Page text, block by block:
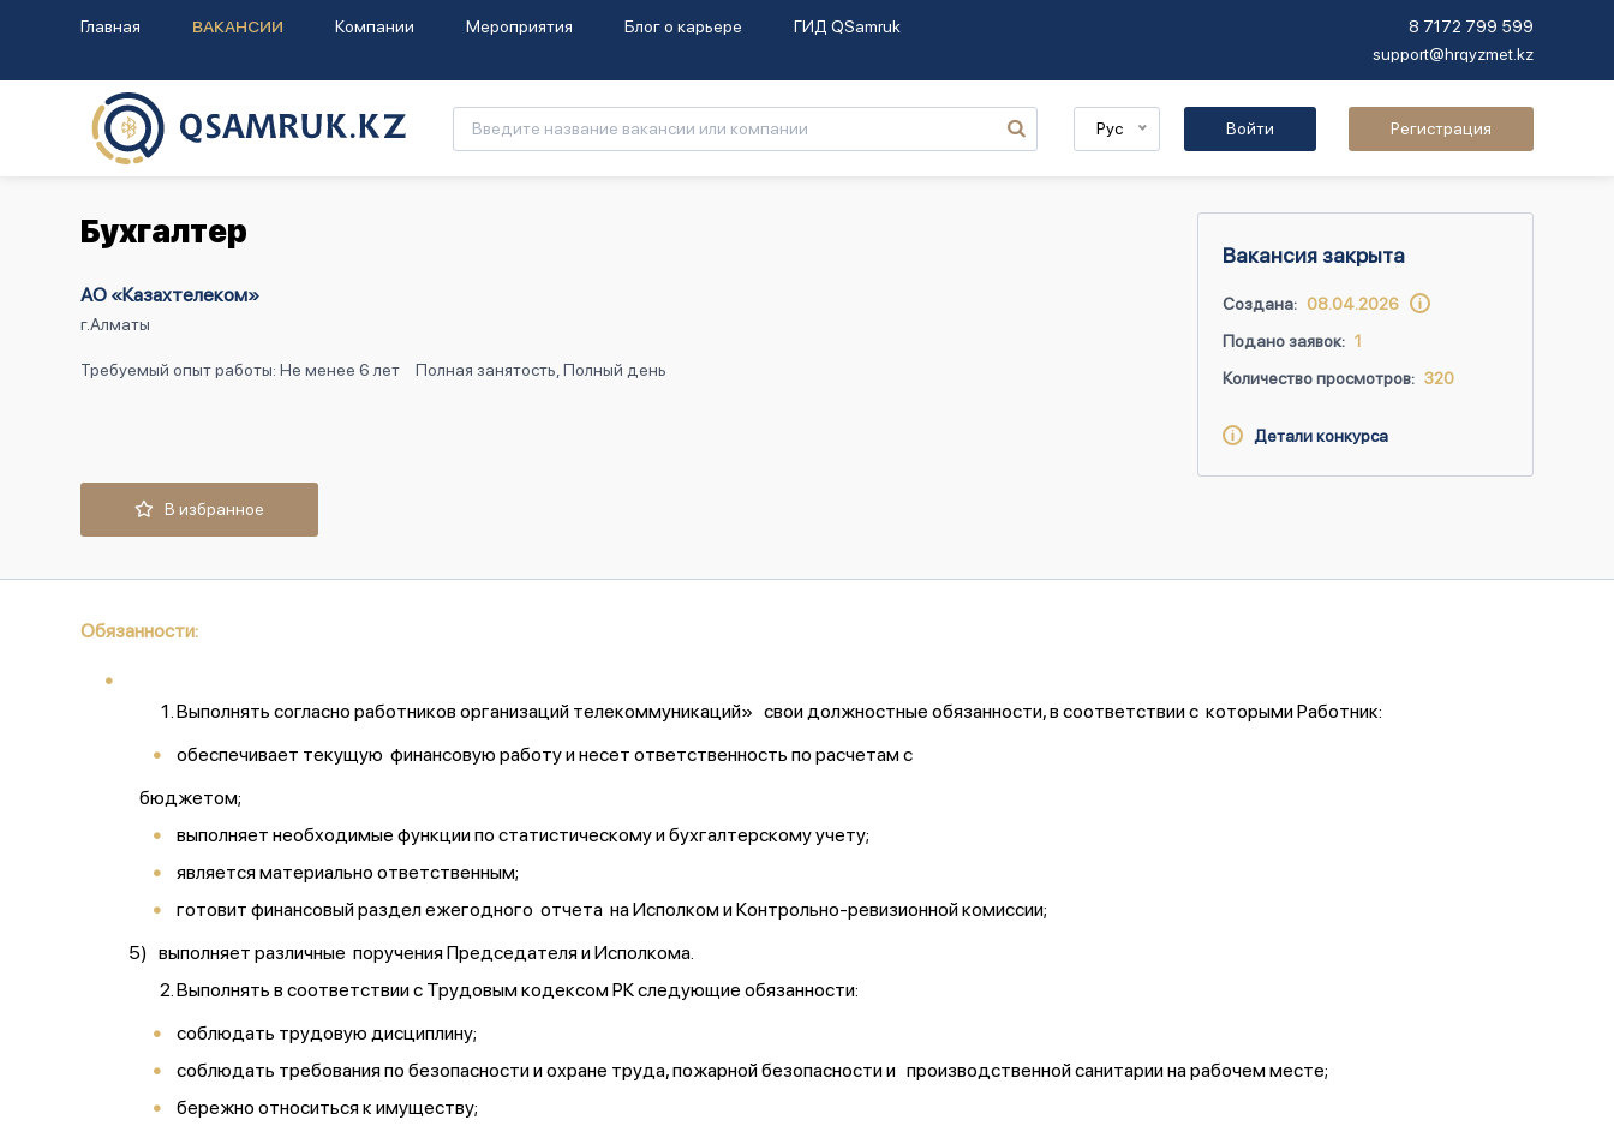
Главная ВАКАНСИИ Компании Мероприятия Блог о карьере ГИД QSamruk
8 7172 799 599
support@hrqyzmet.kz
Рус Войти Регистрация
Бухгалтер
АО «Казахтелеком»
г.Алматы
Требуемый опыт работы: Не менее 6 лет Полная занятость, Полный день
Вакансия закрыта
Создана: 08.04.2026
Подано заявок: 1
Количество просмотров: 320
Детали конкурса
В избранное
Обязанности:
Выполнять согласно работников организаций телекоммуникаций» свои должностные обязанности, в соответствии с которыми Работник:
обеспечивает текущую финансовую работу и несет ответственность по расчетам с
бюджетом;
выполняет необходимые функции по статистическому и бухгалтерскому учету;
является материально ответственным;
готовит финансовый раздел ежегодного отчета на Исполком и Контрольно-ревизионной комиссии;
5) выполняет различные поручения Председателя и Исполкома.
Выполнять в соответствии с Трудовым кодексом РК следующие обязанности:
соблюдать трудовую дисциплину;
соблюдать требования по безопасности и охране труда, пожарной безопасности и производственной санитарии на рабочем месте;
бережно относиться к имуществу;